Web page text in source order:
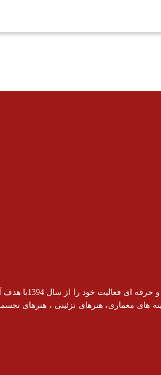
آموزشگاه
معماری، هنرهای تزئینی ، هنرهای